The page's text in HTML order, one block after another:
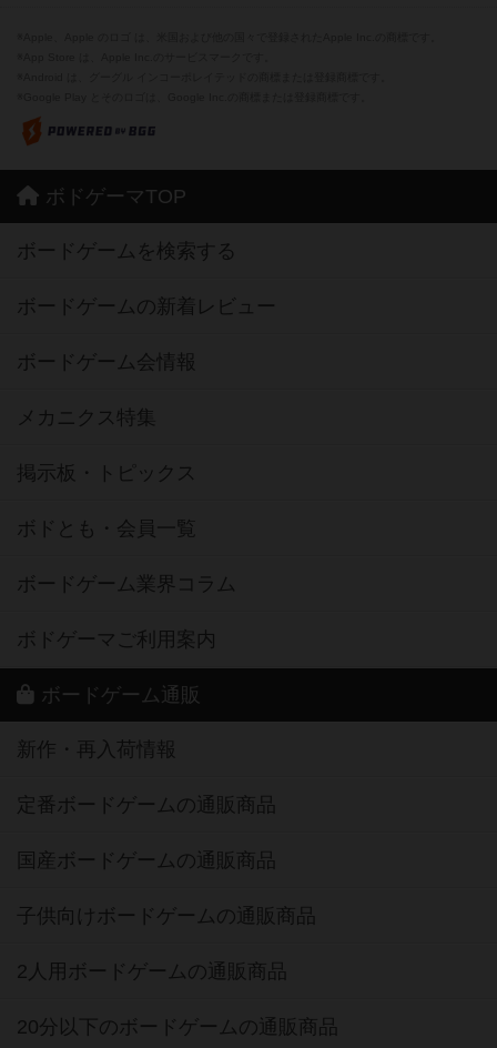
ボドゲーマTOP
ボードゲームを検索する
ボードゲームの新着レビュー
ボードゲーム会情報
メカニクス特集
掲示板・トピックス
ボドとも・会員一覧
ボードゲーム業界コラム
ボドゲーマご利用案内
ボードゲーム通販
新作・再入荷情報
定番ボードゲームの通販商品
国産ボードゲームの通販商品
子供向けボードゲームの通販商品
2人用ボードゲームの通販商品
20分以下のボードゲームの通販商品